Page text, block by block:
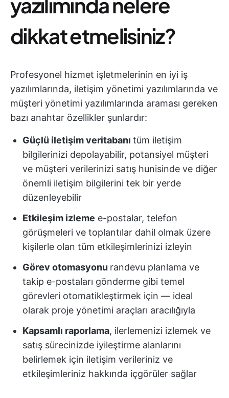
dikkat etmelisiniz?
Profesyonel hizmet işletmelerinin en iyi iş
yazılımlarında, iletişim yönetimi yazılımlarında ve
müşteri yönetimi yazılımlarında araması gereken
bazı anahtar özellikler şunlardır:
Güçlü iletişim veritabanı tüm iletişim
bilgilerinizi depolayabilir, potansiyel müşteri
ve müşteri verilerinizi satış hunisinde ve diğer
önemli iletişim bilgilerini tek bir yerde
düzenleyebilir
Etkileşim izleme e-postalar, telefon
görüşmeleri ve toplantılar dahil olmak üzere
kişilerle olan tüm etkileşimlerinizi izleyin
Görev otomasyonu randevu planlama ve
takip e-postaları gönderme gibi temel
görevleri otomatikleştirmek için — ideal
olarak proje yönetimi araçları aracılığıyla
Kapsamlı raporlama, ilerlemenizi izlemek ve
satış sürecinizde iyileştirme alanlarını
belirlemek için iletişim verileriniz ve
etkileşimleriniz hakkında içgörüler sağlar